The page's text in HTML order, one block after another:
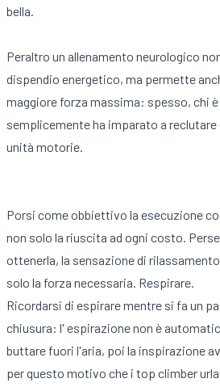
bella.
Peraltro un allenamento neurologico
dispendio energetico, ma permette
maggiore forza massima: spesso, chi
semplicemente ha imparato a reclutare
unità motorie.
Porsi come obbiettivo la esecuzione
non solo la riuscita ad ogni costo.
ottenerla, la sensazione di
solo la forza necessaria. Respirare.
Ricordarsi di espirare mentre si fa un
chiusura: l' espirazione non è
buttare fuori l'aria, poi la inspirazione
per questo motivo che i top climber